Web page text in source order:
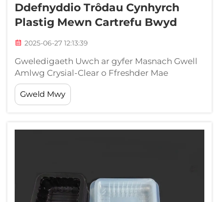
Ddefnyddio Trôdau Cynhyrch
Plastig Mewn Cartrefu Bwyd
2025-06-27 12:13:39
Gweledigaeth Uwch ar gyfer Masnach Gwell
Amlwg Crysial-Clear o Ffreshder Mae
defnyddio deunyddiau tryloyw ar gyfer pacio
yn chwarae rhan bwysig yn dangos ffreshder
y cynnyrch a'i ansawdd. Mae h...
Gweld Mwy